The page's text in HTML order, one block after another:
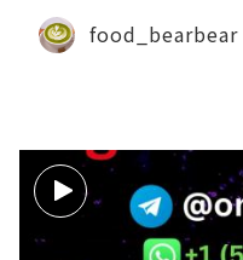
food_bearbear